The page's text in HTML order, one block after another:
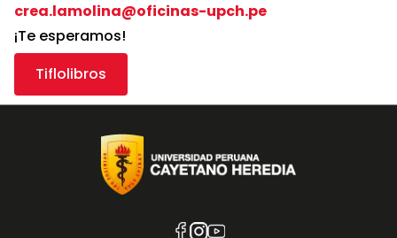
crea.lamolina@oficinas-upch.pe
¡Te esperamos!
Tiflolibros